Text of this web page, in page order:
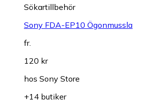
Sökartillbehör
Sony FDA-EP10 Ögonmussla
fr.
120 kr
hos Sony Store
+14 butiker